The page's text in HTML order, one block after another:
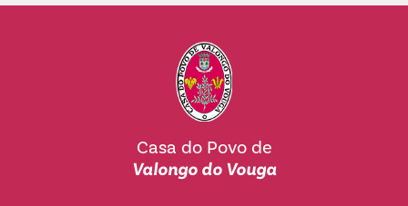
Casa do Povo de
Valongo do Vouga